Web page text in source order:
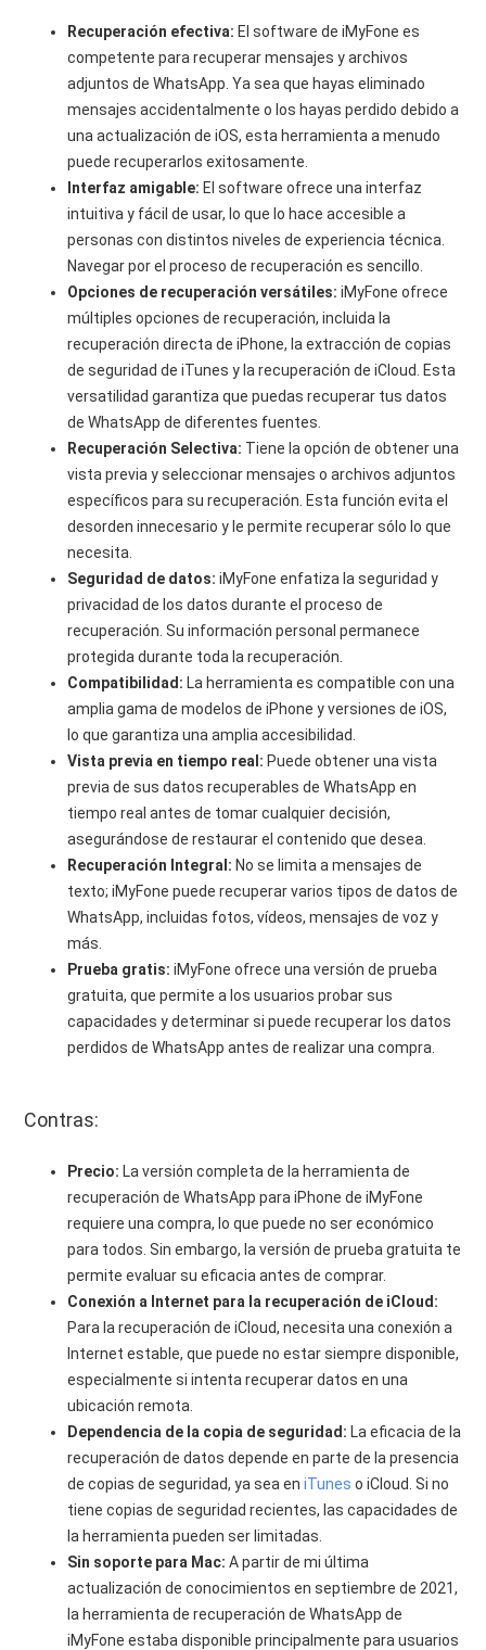
Recuperación efectiva: El software de iMyFone es
competente para recuperar mensajes y archivos
adjuntos de WhatsApp. Ya sea que hayas eliminado
mensajes accidentalmente o los hayas perdido debido a
una actualización de iOS, esta herramienta a menudo
puede recuperarlos exitosamente.
Interfaz amigable: El software ofrece una interfaz
intuitiva y fácil de usar, lo que lo hace accesible a
personas con distintos niveles de experiencia técnica.
Navegar por el proceso de recuperación es sencillo.
Opciones de recuperación versátiles: iMyFone ofrece
múltiples opciones de recuperación, incluida la
recuperación directa de iPhone, la extracción de copias
de seguridad de iTunes y la recuperación de iCloud. Esta
versatilidad garantiza que puedas recuperar tus datos
de WhatsApp de diferentes fuentes.
Recuperación Selectiva: Tiene la opción de obtener una
vista previa y seleccionar mensajes o archivos adjuntos
específicos para su recuperación. Esta función evita el
desorden innecesario y le permite recuperar sólo lo que
necesita.
Seguridad de datos: iMyFone enfatiza la seguridad y
privacidad de los datos durante el proceso de
recuperación. Su información personal permanece
protegida durante toda la recuperación.
Compatibilidad: La herramienta es compatible con una
amplia gama de modelos de iPhone y versiones de iOS,
lo que garantiza una amplia accesibilidad.
Vista previa en tiempo real: Puede obtener una vista
previa de sus datos recuperables de WhatsApp en
tiempo real antes de tomar cualquier decisión,
asegurándose de restaurar el contenido que desea.
Recuperación Integral: No se limita a mensajes de
texto; iMyFone puede recuperar varios tipos de datos de
WhatsApp, incluidas fotos, vídeos, mensajes de voz y
más.
Prueba gratis: iMyFone ofrece una versión de prueba
gratuita, que permite a los usuarios probar sus
capacidades y determinar si puede recuperar los datos
perdidos de WhatsApp antes de realizar una compra.
Contras:
Precio: La versión completa de la herramienta de
recuperación de WhatsApp para iPhone de iMyFone
requiere una compra, lo que puede no ser económico
para todos. Sin embargo, la versión de prueba gratuita te
permite evaluar su eficacia antes de comprar.
Conexión a Internet para la recuperación de iCloud:
Para la recuperación de iCloud, necesita una conexión a
Internet estable, que puede no estar siempre disponible,
especialmente si intenta recuperar datos en una
ubicación remota.
Dependencia de la copia de seguridad: La eficacia de la
recuperación de datos depende en parte de la presencia
de copias de seguridad, ya sea eniTunes o iCloud. Si no
tiene copias de seguridad recientes, las capacidades de
la herramienta pueden ser limitadas.
Sin soporte para Mac: A partir de mi última
actualización de conocimientos en septiembre de 2021,
la herramienta de recuperación de WhatsApp de
iMyFone estaba disponible principalmente para usuarios